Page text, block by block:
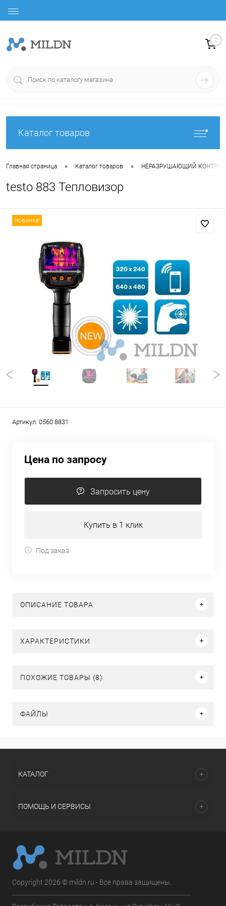
0
Каталог товаров
Главная страница • Каталог товаров • НЕРАЗРУШАЮЩИЙ
testo 883 Тепловизор
Новинка!
Артикул: 0560 8831
Цена по запросу
Запросить цену
Купить в 1 клик
Под заказ
ОПИСАНИЕ ТОВАРА
ХАРАКТЕРИСТИКИ
ПОХОЖИЕ ТОВАРЫ (8)
ФАЙЛЫ
КАТАЛОГ
ПОМОЩЬ И СЕРВИСЫ
Copyright 2026 © mildn.ru - Все права защищены.